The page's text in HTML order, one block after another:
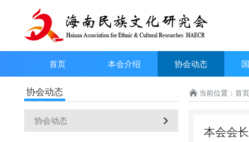
首页 本会介绍 协会动态
协会动态
协会动态
当前位置： 首页
本会会